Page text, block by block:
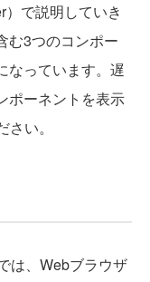
で説明していき
む3つのコンポー
なっています。遅
ポーネントを表示
い。
は、Webブラウザ